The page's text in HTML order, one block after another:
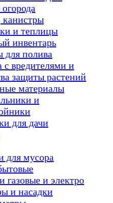
канистры
и теплицы
инвентарь
для полива
с вредителями и
защиты растений
материалы
и
для дачи
мусора
газовые и электро
и насадки